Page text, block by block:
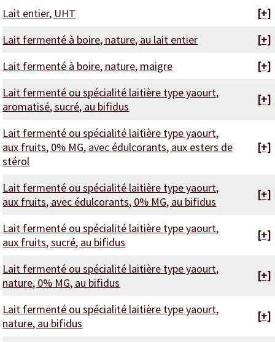
Lait entier, UHT
[+]
Lait fermenté à boire, nature, au lait entier
[+]
Lait fermenté à boire, nature, maigre
[+]
Lait fermenté ou spécialité laitière type yaourt,
aromatisé, sucré, au bifidus
[+]
Lait fermenté ou spécialité laitière type yaourt,
aux fruits, 0% MG, avec édulcorants, aux esters de
stérol
[+]
Lait fermenté ou spécialité laitière type yaourt,
aux fruits, avec édulcorants, 0% MG, au bifidus
[+]
Lait fermenté ou spécialité laitière type yaourt,
aux fruits, sucré, au bifidus
[+]
Lait fermenté ou spécialité laitière type yaourt,
nature, 0% MG, au bifidus
[+]
Lait fermenté ou spécialité laitière type yaourt,
nature, au bifidus
[+]